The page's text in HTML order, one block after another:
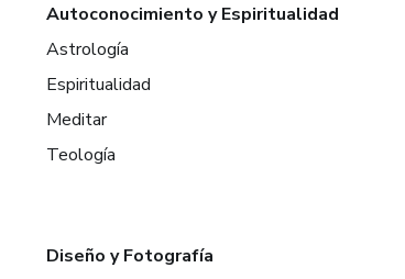
Autoconocimiento y Espiritualidad
Astrología
Espiritualidad
Meditar
Teología
Diseño y Fotografía